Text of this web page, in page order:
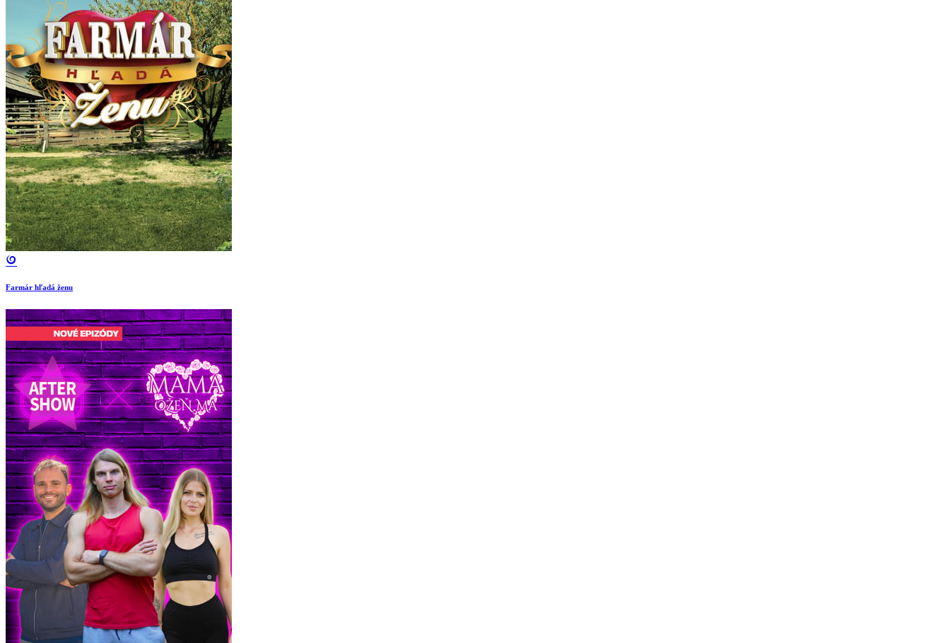
Farmár hľadá ženu